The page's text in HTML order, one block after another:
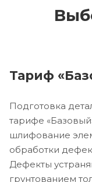
Тариф
Подготовка
тарифе
шлифование
обработки
Дефекты
грунтованием